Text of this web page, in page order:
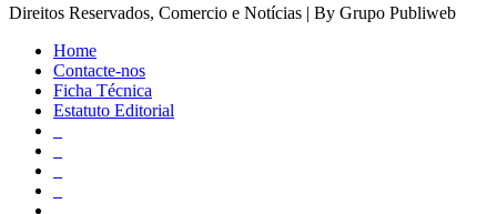
Direitos Reservados, Comercio e Notícias | By Grupo Publiweb
Home
Contacte-nos
Ficha Técnica
Estatuto Editorial